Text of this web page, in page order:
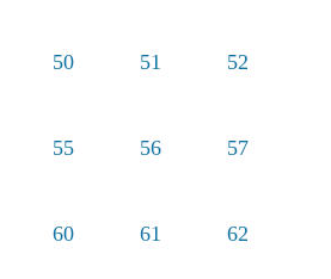
50 51 52
55 56 57
60 61 62